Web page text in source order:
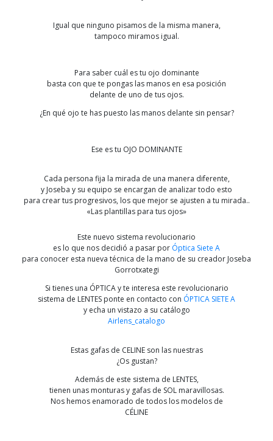
Igual que ninguno pisamos de la misma manera,
tampoco miramos igual.
Para saber cuál es tu ojo dominante
basta con que te pongas las manos en esa posición
delante de uno de tus ojos.
¿En qué ojo te has puesto las manos delante sin pensar?
Ese es tu OJO DOMINANTE
Cada persona fija la mirada de una manera diferente,
y Joseba y su equipo se encargan de analizar todo esto
para crear tus progresivos, los que mejor se ajusten a tu mirada..
«Las plantillas para tus ojos»
Este nuevo sistema revolucionario
es lo que nos decidió a pasar por Óptica Siete A
para conocer esta nueva técnica de la mano de su creador Joseba
Gorrotxategi
Si tienes una ÓPTICA y te interesa este revolucionario
sistema de LENTES ponte en contacto con ÓPTICA SIETE A
y echa un vistazo a su catálogo
Airlens_catalogo
Estas gafas de CELINE son las nuestras
¿Os gustan?
Además de este sistema de LENTES,
tienen unas monturas y gafas de SOL maravillosas.
Nos hemos enamorado de todos los modelos de
CÉLINE